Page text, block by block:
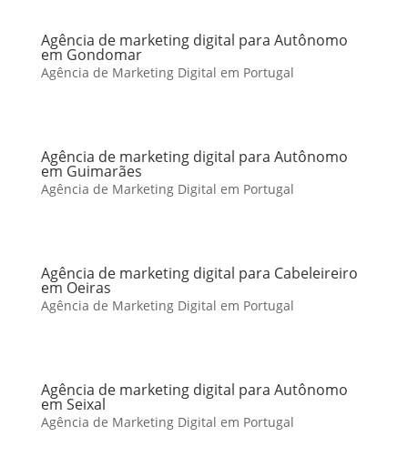
Agência de marketing digital para Autônomo
em Gondomar
Agência de Marketing Digital em Portugal
Agência de marketing digital para Autônomo
em Guimarães
Agência de Marketing Digital em Portugal
Agência de marketing digital para Cabeleireiro
em Oeiras
Agência de Marketing Digital em Portugal
Agência de marketing digital para Autônomo
em Seixal
Agência de Marketing Digital em Portugal